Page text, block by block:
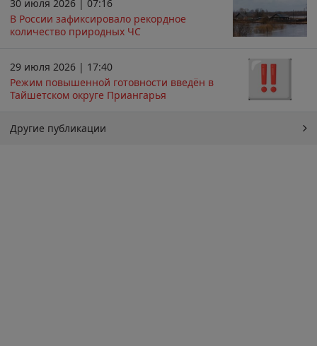
30 июля 2026 | 07:16
В России зафиксировало рекордное
количество природных ЧС
29 июля 2026 | 17:40
Режим повышенной готовности введён в
Тайшетском округе Приангарья
Другие публикации